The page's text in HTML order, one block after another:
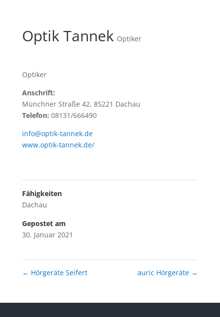
Optik Tannek Optiker
Optiker
Anschrift:
Münchner Straße 42, 85221 Dachau
Telefon: 08131/666490
info@optik-tannek.de
www.optik-tannek.de/
Fähigkeiten
Dachau
Gepostet am
30. Januar 2021
← Hörgeräte Seifert auric Hörgeräte →